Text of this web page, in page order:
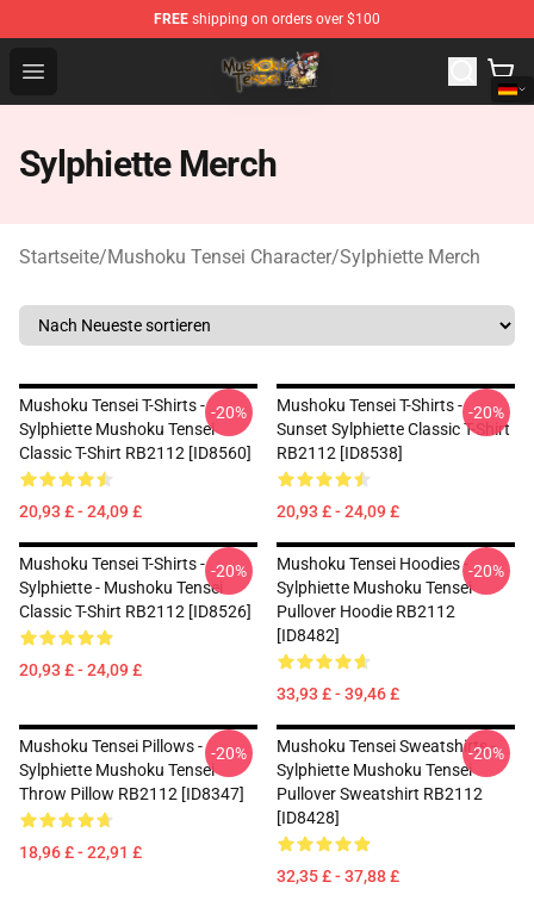
FREE shipping on orders over $100
Open menu
Mushoku Tensei Store - Official Mushoku Tensei
Sylphiette Merch
Startseite/Mushoku Tensei Character/Sylphiette Merch
Mushoku Tensei T-Shirts -
Sylphiette Mushoku Tensei
Classic T-Shirt RB2112 [ID8560]
20,93 £ - 24,09 £
-20%
Mushoku Tensei T-Shirts -
Sunset Sylphiette Classic T-Shirt
RB2112 [ID8538]
20,93 £ - 24,09 £
-20%
Mushoku Tensei T-Shirts -
Sylphiette - Mushoku Tensei
Classic T-Shirt RB2112 [ID8526]
20,93 £ - 24,09 £
-20%
Mushoku Tensei Hoodies -
Sylphiette Mushoku Tensei
Pullover Hoodie RB2112
[ID8482]
33,93 £ - 39,46 £
-20%
Mushoku Tensei Pillows -
Sylphiette Mushoku Tensei
Throw Pillow RB2112 [ID8347]
18,96 £ - 22,91 £
-20%
Mushoku Tensei Sweatshirts -
Sylphiette Mushoku Tensei
Pullover Sweatshirt RB2112
[ID8428]
32,35 £ - 37,88 £
-20%